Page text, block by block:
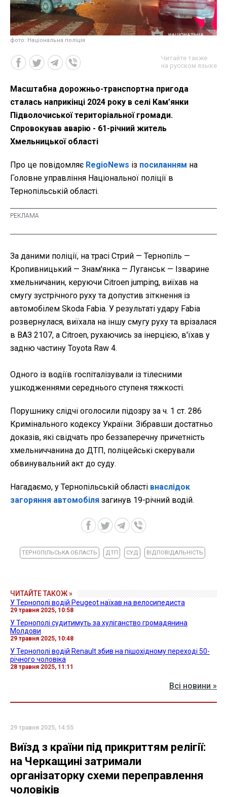
фото: Національна поліція
Читайте также
на русском языке
Масштабна дорожньо-транспортна пригода
сталась наприкінці 2024 року в селі Кам’янки
Підволочиської територіальної громади.
Спровокував аварію - 61-річний житель
Хмельницької області
Про це повідомляє RegioNews із посиланням на
Головне управління Національної поліції в
Тернопільській області.
За даними поліції, на трасі Стрий — Тернопіль —
Кропивницький — Знам'янка — Луганськ — Ізварине
хмельничанин, керуючи Citroen jumping, виїхав на
смугу зустрічного руху та допустив зіткнення із
автомобілем Skoda Fabia. У результаті удару Fabia
розвернулася, виїхала на іншу смугу руху та врізалася
в ВАЗ 2107, а Citroen, рухаючись за інерцією, в'їхав у
задню частину Toyota Raw 4.
Одного із водіїв госпіталізували із тілесними
ушкодженнями середнього ступеня тяжкості.
Порушнику слідчі оголосили підозру за ч. 1 ст. 286
Кримінального кодексу України. Зібравши достатньо
доказів, які свідчать про беззаперечну причетність
хмельниччанина до ДТП, поліцейські скерували
обвинувальний акт до суду.
Нагадаємо, у Тернопільській області внаслідок
загоряння автомобіля загинув 19-річний водій.
ТЕРНОПІЛЬСЬКА ОБЛАСТЬ ДТП СУД ВІДПОВІДАЛЬНІСТЬ
ЧИТАЙТЕ ТАКОЖ »
У Тернополі водій Peugeot наїхав на велосипедиста
29 травня 2025, 10:58
У Тернополі судитимуть за хуліганство громадянина
Молдови
29 травня 2025, 10:48
У Тернополі водій Renault збив на пішохідному переході 50-
річного чоловіка
28 травня 2025, 11:11
Всі новини »
29 травня 2025, 14:55
Виїзд з країни під прикриттям релігії:
на Черкащині затримали
організаторку схеми переправлення
чоловіків